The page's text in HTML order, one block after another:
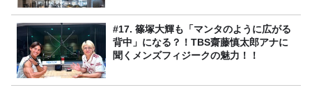
#17. 篠塚大輝も「マンタのように広がる
背中」になる？！TBS齋藤慎太郎アナに
聞くメンズフィジークの魅力！！